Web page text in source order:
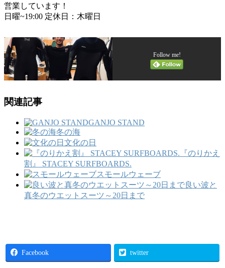
営業しています！
日曜~19:00 定休日：木曜日
Follow me!
関連記事
GANJO STAND
冬の海
文化の日
『のりかえ
割』 STACEY SURFBOARDS.
スモールウェーブ
良い波と
真冬のウエットスーツ～20日まで
Facebook twitter